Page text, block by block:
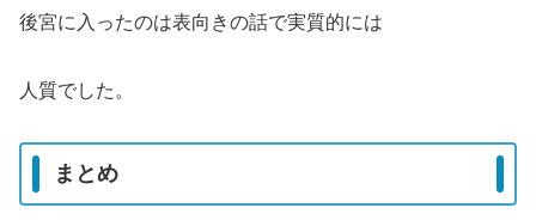
後宮に入ったのは表向きの話で実質的には
人質でした。
まとめ